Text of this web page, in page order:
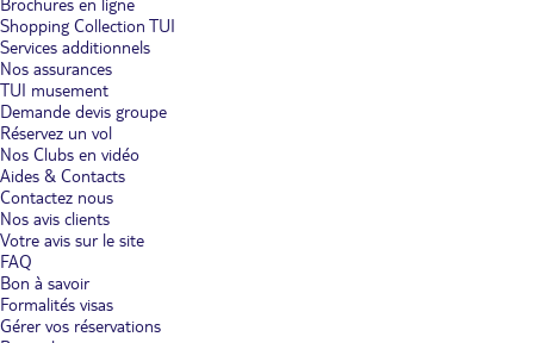
Brochures en ligne
Shopping Collection TUI
Services additionnels
Nos assurances
TUI musement
Demande devis groupe
Réservez un vol
Nos Clubs en vidéo
Aides & Contacts
Contactez nous
Nos avis clients
Votre avis sur le site
FAQ
Bon à savoir
Formalités visas
Gérer vos réservations